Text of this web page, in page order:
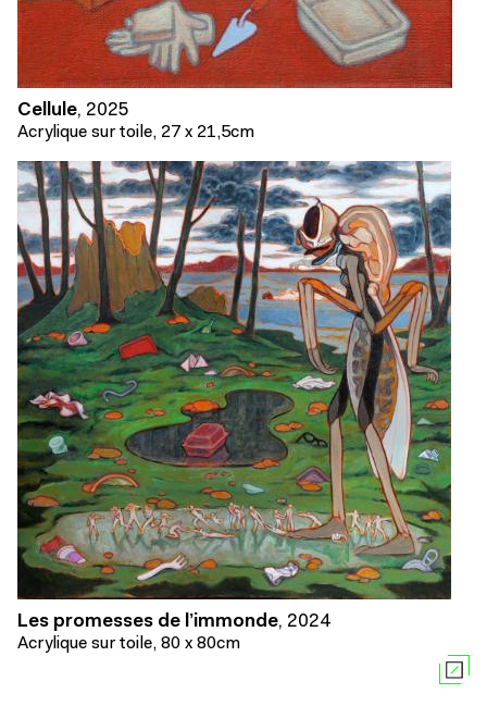
Cellule, 2025
Acrylique sur toile, 27 x 21,5cm
Les promesses de l’immonde, 2024
Acrylique sur toile, 80 x 80cm